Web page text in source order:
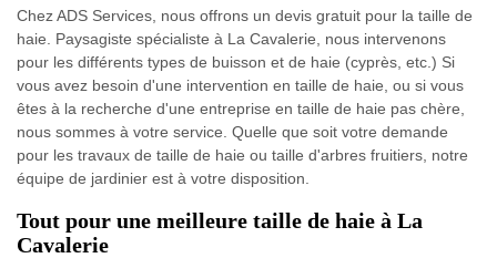
Chez ADS Services, nous offrons un devis gratuit pour la taille de
haie. Paysagiste spécialiste à La Cavalerie, nous intervenons
pour les différents types de buisson et de haie (cyprès, etc.) Si
vous avez besoin d'une intervention en taille de haie, ou si vous
êtes à la recherche d'une entreprise en taille de haie pas chère,
nous sommes à votre service. Quelle que soit votre demande
pour les travaux de taille de haie ou taille d'arbres fruitiers, notre
équipe de jardinier est à votre disposition.
Tout pour une meilleure taille de haie à La
Cavalerie